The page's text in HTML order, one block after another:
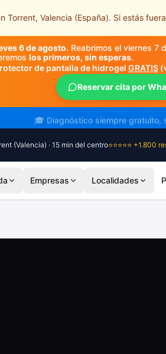
Torrent, Valencia (España). Si estás
6 de agosto. Reabrimos el viernes 7
los primeros, sin esperas.
de pantalla de hidrogel GRATIS
Reservar cita por
🎓 Diagnóstico siempre gratuito,
(Valencia) · 15 min del centro⭐⭐⭐⭐⭐ +1.800
Empresas Localidades